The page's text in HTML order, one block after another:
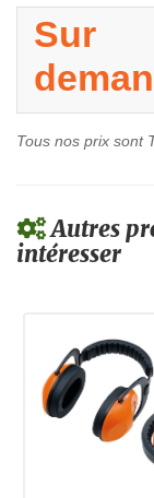
Sur
Tous nos prix sont
Autres
intéresser